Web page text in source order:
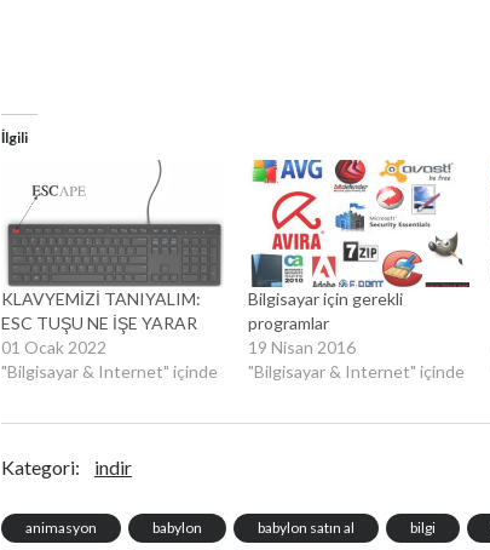
İlgili
KLAVYEMİZİ TANIYALIM:
ESC TUŞU NE İŞE YARAR
01 Ocak 2022
"Bilgisayar & Internet" içinde
Bilgisayar için gerekli
programlar
19 Nisan 2016
"Bilgisayar & Internet" içinde
Kategori: indir
animasyon babylon babylon satın al bilgi